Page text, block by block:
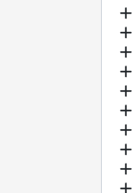
add
add
add
add
add
add
add
add
add
add